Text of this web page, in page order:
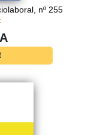
nº 255